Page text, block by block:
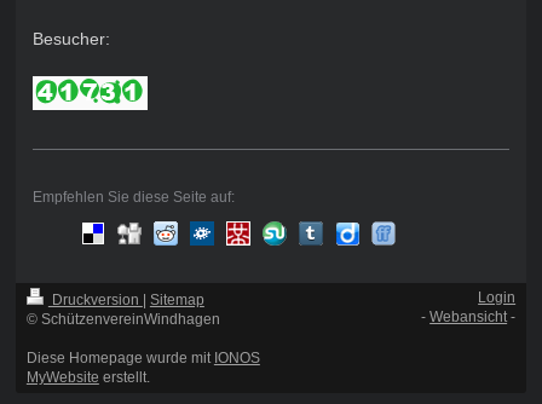
Besucher:
Empfehlen Sie diese Seite auf:
Druckversion
Sitemap
© SchützenvereinWindhagen
Diese Homepage wurde mit IONOS
MyWebsite erstellt.
Login
-Webansicht-